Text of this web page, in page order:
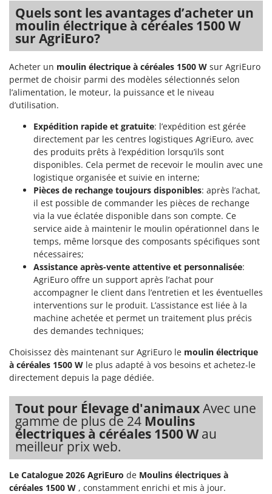
Novatec
Novital
NuAir
NuovaFac
O
Officine Savioli
Olix
OMA
Omas
Ompagrill
Ooni
Oriental Koshin
Outdoorchef
Palazzetti
Palumbo Pavi
Partisani
Paterlini
Philips
Pramac
R
R.G.V.
Rato
Reber
Redback
Quels sont les avantages d’acheter un
moulin électrique à céréales 1500 W
sur AgriEuro?
Acheter un moulin électrique à céréales 1500 W sur AgriEuro
permet de choisir parmi des modèles sélectionnés selon
l’alimentation, le moteur, la puissance et le niveau
d’utilisation.
Expédition rapide et gratuite: l’expédition est gérée
directement par les centres logistiques AgriEuro, avec
des produits prêts à l’expédition lorsqu’ils sont
disponibles. Cela permet de recevoir le moulin avec une
logistique organisée et suivie en interne;
Pièces de rechange toujours disponibles: après l’achat,
il est possible de commander les pièces de rechange
via la vue éclatée disponible dans son compte. Ce
service aide à maintenir le moulin opérationnel dans le
temps, même lorsque des composants spécifiques sont
nécessaires;
Assistance après-vente attentive et personnalisée:
AgriEuro offre un support après l’achat pour
accompagner le client dans l’entretien et les éventuelles
interventions sur le produit. L’assistance est liée à la
machine achetée et permet un traitement plus précis
des demandes techniques;
Choisissez dès maintenant sur AgriEuro le moulin électrique
à céréales 1500 W le plus adapté à vos besoins et achetez-le
directement depuis la page dédiée.
Tout pour Élevage d'animauxAvec une
gamme de plus de 24 Moulins
électriques à céréales 1500 Wau
meilleur prix web.
Le Catalogue 2026 AgriEuro de Moulins électriques à
céréales 1500 W , constamment enrichi et mis à jour.